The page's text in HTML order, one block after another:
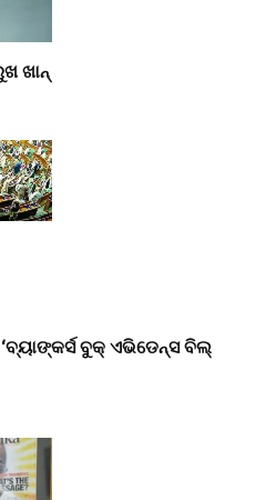
ଖାନ୍
ବୁକ୍ ଏଭିଡେନ୍ସ ବିଲ୍